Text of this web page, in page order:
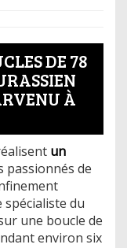
DE 78
À
un
passionnés de
spécialiste du
une boucle de
environ six